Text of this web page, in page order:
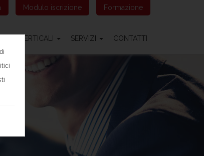
Modulo iscrizione Formazione
VERTICALI SERVIZI CONTATTI